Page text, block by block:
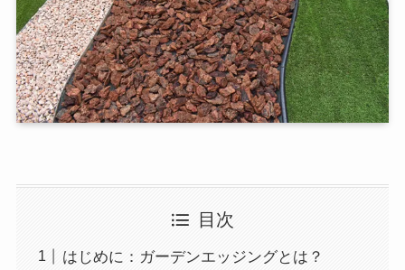
目次
はじめに：ガーデンエッジングとは？